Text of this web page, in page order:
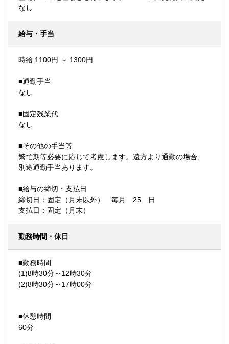
なし
給与・手当
時給 1100円 ～ 1300円
■通勤手当
なし
■固定残業代
なし
■その他の手当等
繁忙期等必要に応じて考慮します。遠方より通勤の場合、
別途通勤手当あります。
■給与の締切・支払日
締切日：固定（月末以外） 毎月 25 日
支払日：固定（月末）
勤務時間・休日
■勤務時間
(1)8時30分～12時30分
(2)8時30分～17時00分
■休憩時間
60分